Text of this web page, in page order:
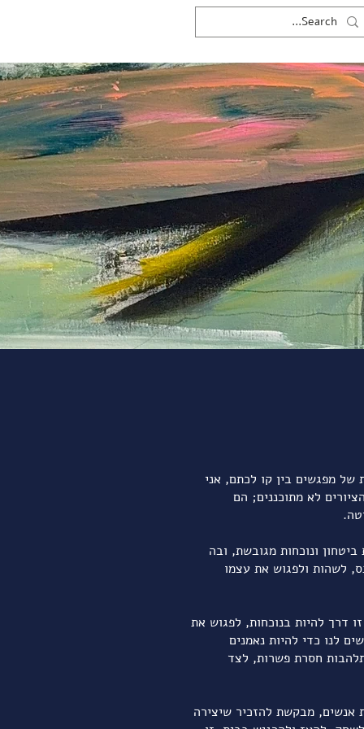
של מפגשים בין קו לכתם, אני
לא מתוכננים; הם
ונוכחות מגובשת, ובה
לשהות ולפגוש את עצמו
דרך להיות בנוכחות, לפגוש את
לנו כדי להיות נאמנים
חסרת פשרות, לצד
אנשים, מבקשת להזכיר שיצירה